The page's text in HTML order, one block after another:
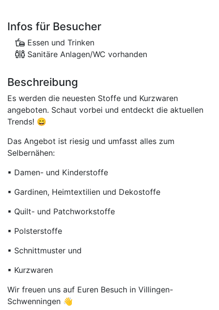
Infos für Besucher
Essen und Trinken
Sanitäre Anlagen/WC vorhanden
Beschreibung
Es werden die neuesten Stoffe und Kurzwaren
angeboten. Schaut vorbei und entdeckt die aktuellen
Trends! 😄
Das Angebot ist riesig und umfasst alles zum
Selbernähen:
▪ Damen- und Kinderstoffe
▪ Gardinen, Heimtextilien und Dekostoffe
▪ Quilt- und Patchworkstoffe
▪ Polsterstoffe
▪ Schnittmuster und
▪ Kurzwaren
Wir freuen uns auf Euren Besuch in Villingen-
Schwenningen 👋